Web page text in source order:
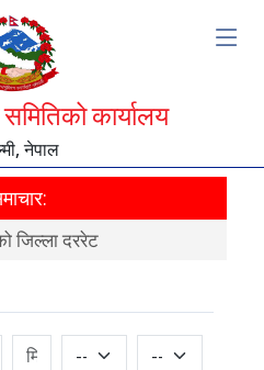
कार्यालय
नेपाल
जिल्ला दररेट